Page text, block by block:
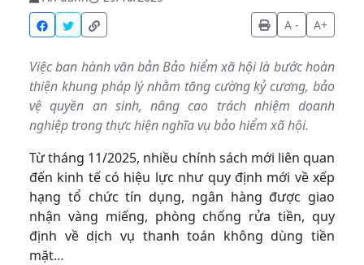
A -
A+
Việc ban hành văn bản Bảo hiểm xã hội là bước hoàn
thiện khung pháp lý nhằm tăng cường kỷ cương, bảo
vệ quyền an sinh, nâng cao trách nhiệm doanh
nghiệp trong thực hiện nghĩa vụ bảo hiểm xã hội.
Từ tháng 11/2025, nhiều chính sách mới liên quan
đến kinh tế có hiệu lực như quy định mới về xếp
hạng tổ chức tín dụng, ngân hàng được giao
nhận vàng miếng, phòng chống rửa tiền, quy
định về dịch vụ thanh toán không dùng tiền
mặt…